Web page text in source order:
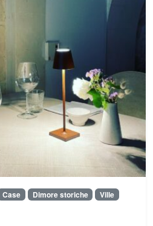
Case Dimore storiche Ville